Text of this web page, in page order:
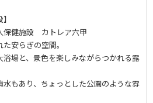
保健施設 カトレア六甲
安らぎの空間。
浴場と、景色を楽しみながらつかれる露
水もあり、ちょっとした公園のような雰